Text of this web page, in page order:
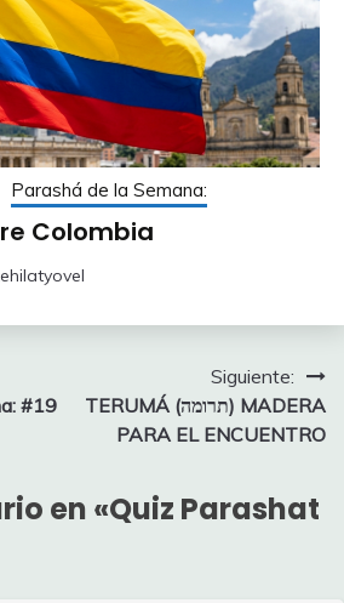
Parashá de la Semana:
Colombia
#19
Siguiente:
TERUMÁ (תרומה) MADERA
PARA EL ENCUENTRO
en «Quiz Parashat